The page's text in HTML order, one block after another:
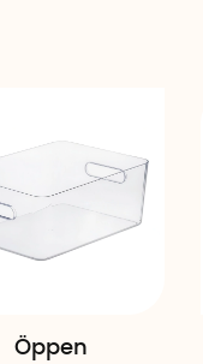
Öppen